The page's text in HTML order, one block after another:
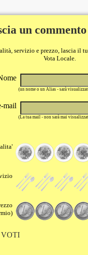
un
servizio e prezzo, lascia il
Vota Locale.
(un nome o un Alias - sarà
mail
(La tua mail - non sarà mai
VOTI